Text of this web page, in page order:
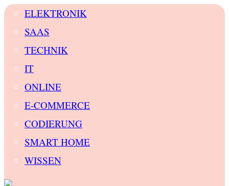
ELEKTRONIK
SAAS
TECHNIK
IT
ONLINE
E-COMMERCE
CODIERUNG
SMART HOME
WISSEN